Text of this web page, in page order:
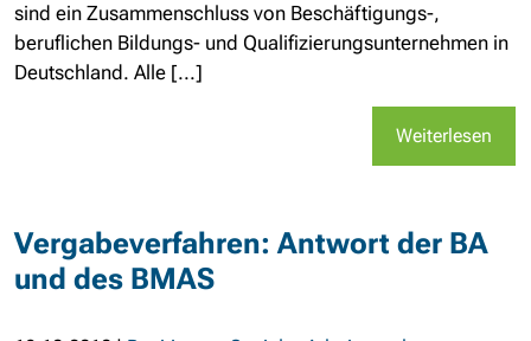
sind ein Zusammenschluss von Beschäftigungs-,
beruflichen Bildungs- und Qualifizierungsunternehmen in
Deutschland. Alle [...]
Weiterlesen
Vergabeverfahren: Antwort der BA
und des BMAS